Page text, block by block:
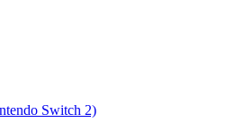
Switch 2)